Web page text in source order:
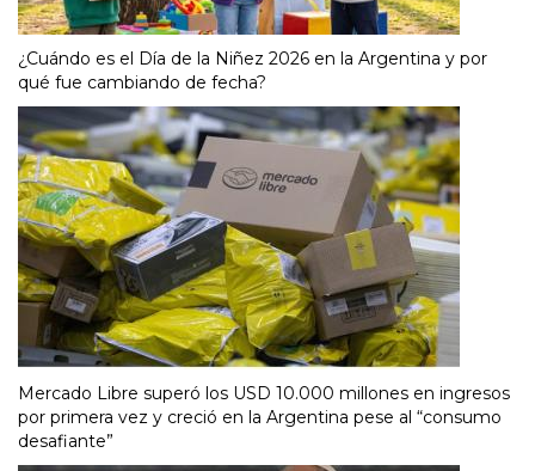
¿Cuándo es el Día de la Niñez 2026 en la Argentina y por
qué fue cambiando de fecha?
Mercado Libre superó los USD 10.000 millones en ingresos
por primera vez y creció en la Argentina pese al “consumo
desafiante”